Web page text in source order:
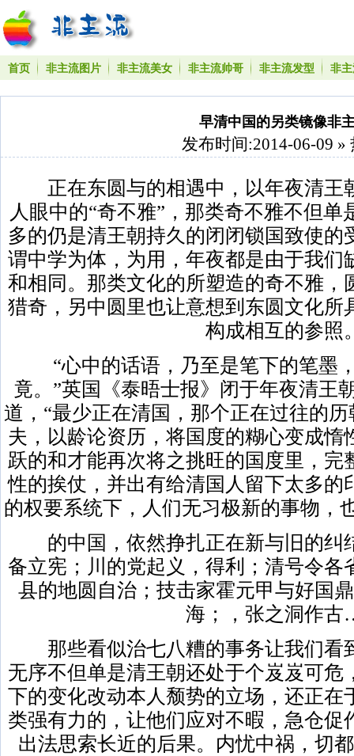
首页 非主流图片 非主流美女 非主流帅哥 非主流发型 非
早清中国的另类镜像非
发布时间:2014-06-09 »
正在东圆与的相遇中，以年夜清王
人眼中的“奇不雅”，那类奇不雅不但
多的仍是清王朝持久的闭闭锁国致使的
谓中学为体，为用，年夜都是由于我们
和相同。那类文化的所塑造的奇不雅，
猎奇，另中圆里也让意想到东圆文化所
构成相互的参照
“心中的话语，乃至是笔下的笔墨
竟。”英国《泰晤士报》闭于年夜清王
道，“最少正在清国，那个正在过往的
夫，以龄论资历，将国度的糊心变成惰
跃的和才能再次将之挑旺的国度里，完
性的挨仗，并出有给清国人留下太多的
的权要系统下，人们无习极新的事物，
的中国，依然挣扎正在新与旧的纠
备立宪；川的党起义，得利；清号令各
县的地圆自治；技击家霍元甲与好国
海；，张之洞作
那些看似治七八糟的事务让我们看
无序不但单是清王朝还处于个岌岌可危
下的变化改动本人颓势的立场，还正在
类强有力的，让他们应对不暇，急仓促
出法思索长近的后果。内忧中祸，切